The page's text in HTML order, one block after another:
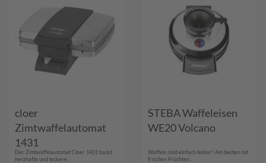
cloer
Zimtwaffelautomat
1431
Der Zimtwaffelautomat Cloer 1431 backt
herzhafte und leckere...
STEBA Waffeleisen
WE20 Volcano
Waffeln sind einfach lecker! Am besten mit
frischen Früchten...